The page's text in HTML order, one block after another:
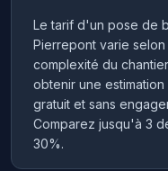
Le tarif d'un pose de
Pierrepont varie
complexité du
obtenir une
gratuit et sans
Comparez jusqu'à 3
30%.